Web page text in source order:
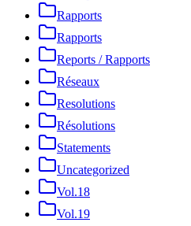
Rapports
Rapports
Reports / Rapports
Réseaux
Resolutions
Résolutions
Statements
Uncategorized
Vol.18
Vol.19